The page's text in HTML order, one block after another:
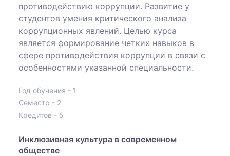
противодействию коррупции. Развитие у
студентов умения критического анализа
коррупционных явлений. Целью курса
является формирование четких навыков в
сфере противодействия коррупции в связи с
особенностями указанной специальности.
Год обучения - 1
Семестр - 2
Кредитов - 5
Инклюзивная культура в современном
обществе